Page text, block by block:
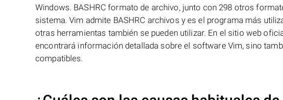
Windows. BASHRC formato de archivo, junto con 298 otros
sistema. Vim admite BASHRC archivos y es el programa más
otras herramientas también se pueden utilizar. En el sitio web
encontrará información detallada sobre el software Vim, sino
compatibles.